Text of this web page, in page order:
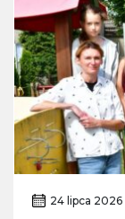
24 lipca 2026